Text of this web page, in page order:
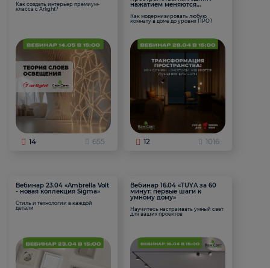
Как создать интерьер премиум-
класса с Arlight?
14 655
нажатием меняются
Как модернизировать любую
комнату в доме до уровня ПРО?
12 1016
Вебинар 23.04 «Ambrella Volt
- новая коллекция Sigma»
Стиль и технологии в каждой
детали
Вебинар 16.04 «TUYA за 60
минут: первые шаги к
умному дому»
Научитесь настраивать умный свет
для ваших проектов